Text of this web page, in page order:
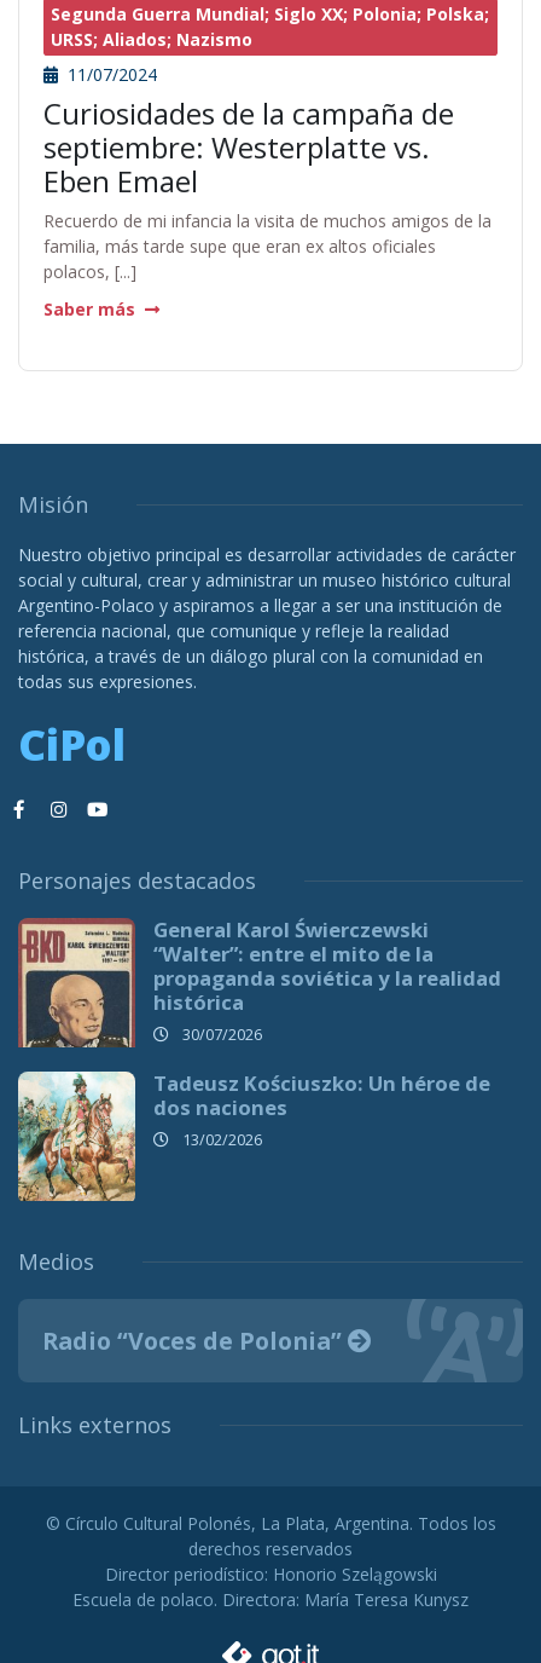
Segunda Guerra Mundial; Siglo XX; Polonia; Polska;
URSS; Aliados; Nazismo
11/07/2024
Curiosidades de la campaña de
septiembre: Westerplatte vs.
Eben Emael
Recuerdo de mi infancia la visita de muchos amigos de la
familia, más tarde supe que eran ex altos oficiales
polacos, [...]
Saber más
Misión
Nuestro objetivo principal es desarrollar actividades de carácter
social y cultural, crear y administrar un museo histórico cultural
Argentino-Polaco y aspiramos a llegar a ser una institución de
referencia nacional, que comunique y refleje la realidad
histórica, a través de un diálogo plural con la comunidad en
todas sus expresiones.
CiPol
Personajes destacados
General Karol Świerczewski
“Walter”: entre el mito de la
propaganda soviética y la realidad
histórica
30/07/2026
Tadeusz Kościuszko: Un héroe de
dos naciones
13/02/2026
Medios
Radio “Voces de Polonia”
Links externos
© Círculo Cultural Polonés, La Plata, Argentina. Todos los
derechos reservados
Director periodístico: Honorio Szelągowski
Escuela de polaco. Directora: María Teresa Kunysz